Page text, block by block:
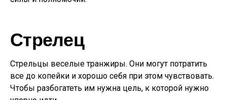
Стрелец
Стрельцы веселые транжиры. Они могут потратить
все до копейки и хорошо себя при этом чувствовать.
Чтобы разбогатеть им нужна цель, к которой нужно